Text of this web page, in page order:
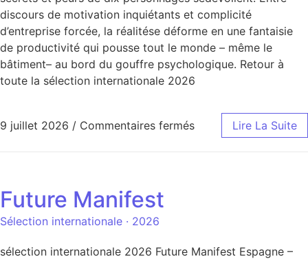
discours de motivation inquiétants et complicité
d’entreprise forcée, la réalitése déforme en une fantaisie
de productivité qui pousse tout le monde – même le
bâtiment– au bord du gouffre psychologique. Retour à
toute la sélection internationale 2026
9 juillet 2026 / Commentaires fermés Lire La Suite
Future Manifest
Sélection internationale · 2026
sélection internationale 2026 Future Manifest Espagne –